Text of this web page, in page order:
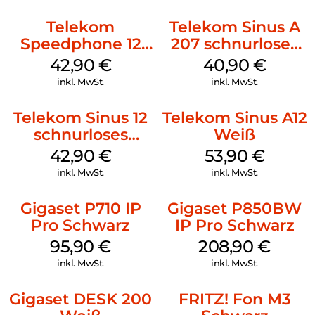
stumm bleibt.
Telekom
Speedphone 12
Schwarz
42,90 €
inkl. MwSt.
Telekom Sinus A
207 schnurloses
analog Telefon
Schwarz
40,90 €
inkl. MwSt.
Telekom Sinus 12
schnurloses
Analog Telefon
Schwarz
42,90 €
inkl. MwSt.
Telekom Sinus A12
Weiß
53,90 €
inkl. MwSt.
Gigaset P710 IP
Pro Schwarz
95,90€
inkl. MwSt.
Gigaset P850BW
IP Pro Schwarz
208,90€
inkl. MwSt.
Gigaset DESK 200
FRITZ! Fon M3